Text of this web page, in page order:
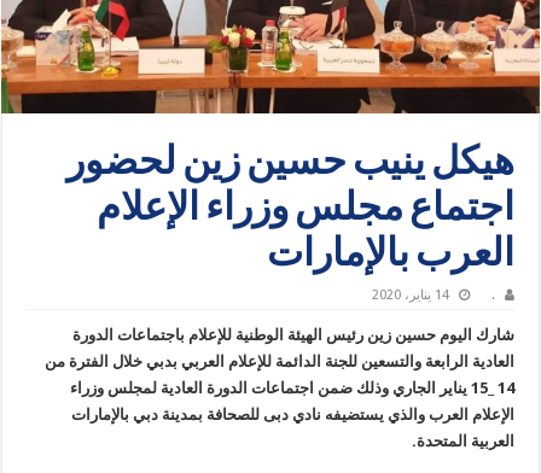
هيكل ينيب حسين زين لحضور
اجتماع مجلس وزراء الإعلام
العرب بالإمارات
. 14 يناير، 2020
شارك اليوم حسين زين رئيس الهيئة الوطنية للإعلام باجتماعات الدورة
العادية الرابعة والتسعين للجنة الدائمة للإعلام العربي بدبي خلال الفترة من
14 _15 يناير الجاري وذلك ضمن اجتماعات الدورة العادية لمجلس وزراء
الإعلام العرب والذي يستضيفه نادي دبى للصحافة بمدينة دبي بالإمارات
العربية المتحدة.